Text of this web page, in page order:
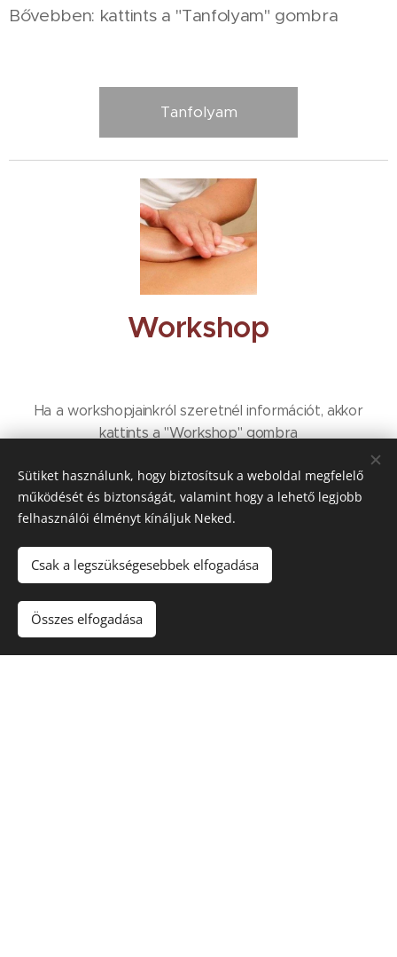
Bővebben: kattints a "Tanfolyam" gombra
Tanfolyam
Workshop
Ha a workshopjainkról szeretnél információt, akkor
kattints a "Workshop" gombra
Workshop
Sütiket használunk, hogy biztosítsuk a weboldal megfelelő
működését és biztonságát, valamint hogy a lehető legjobb
felhasználói élményt kínáljuk Neked.
Csak a legszükségesebbek elfogadása
Összes elfogadása